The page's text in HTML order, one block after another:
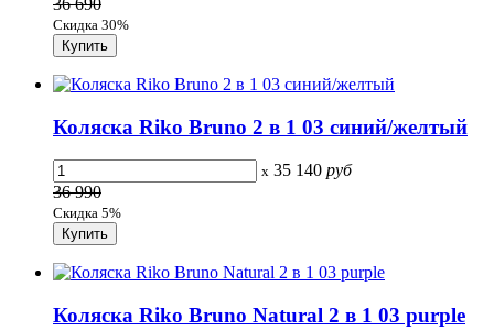
36 690
Скидка 30%
Коляска Riko Bruno 2 в 1 03 синий/желтый
x 35 140 руб
36 990
Скидка 5%
Коляска Riko Bruno Natural 2 в 1 03 purple